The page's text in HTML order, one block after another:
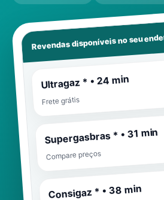
Revendas disponíveis no seu
Ultragaz * • 24 min
Frete grátis
Supergasbras * • 31 min
Compare preços
Consigaz * • 38 min